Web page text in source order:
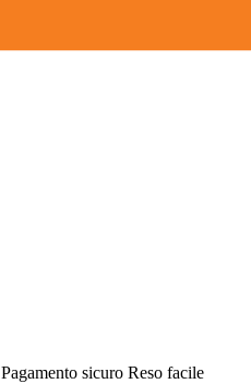
Pagamento sicuro Reso facile